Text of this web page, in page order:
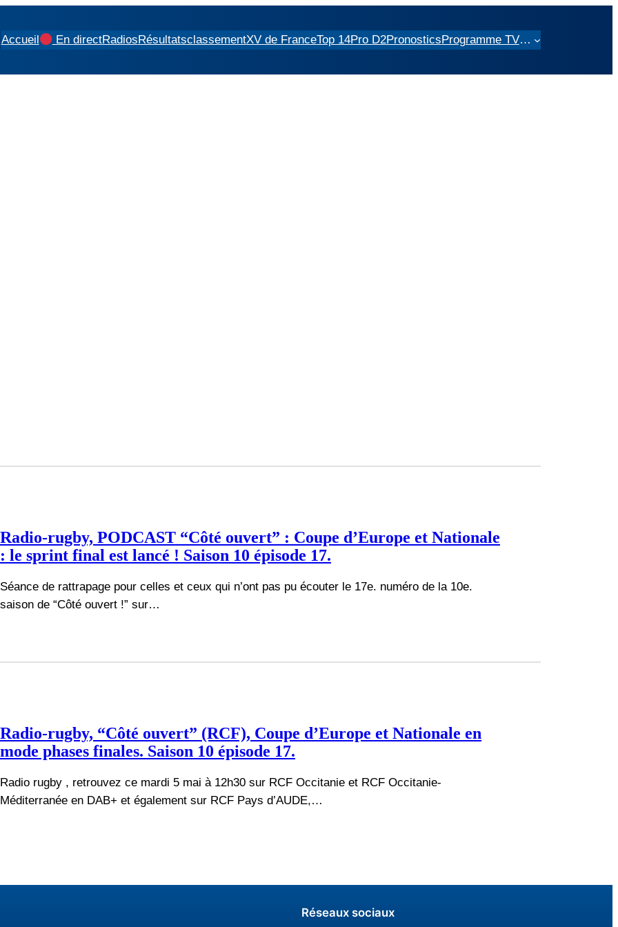
Accueil En directRadiosRésultatsclassementXV de FranceTop 14Pro D2PronosticsProgramme TV…
Radio-rugby, PODCAST “Côté ouvert” : Coupe d’Europe et Nationale
: le sprint final est lancé ! Saison 10 épisode 17.
Séance de rattrapage pour celles et ceux qui n’ont pas pu écouter le 17e. numéro de la 10e.
saison de “Côté ouvert !” sur…
Radio-rugby, “Côté ouvert” (RCF), Coupe d’Europe et Nationale en
mode phases finales. Saison 10 épisode 17.
Radio rugby , retrouvez ce mardi 5 mai à 12h30 sur RCF Occitanie et RCF Occitanie-
Méditerranée en DAB+ et également sur RCF Pays d’AUDE,…
Réseaux sociaux